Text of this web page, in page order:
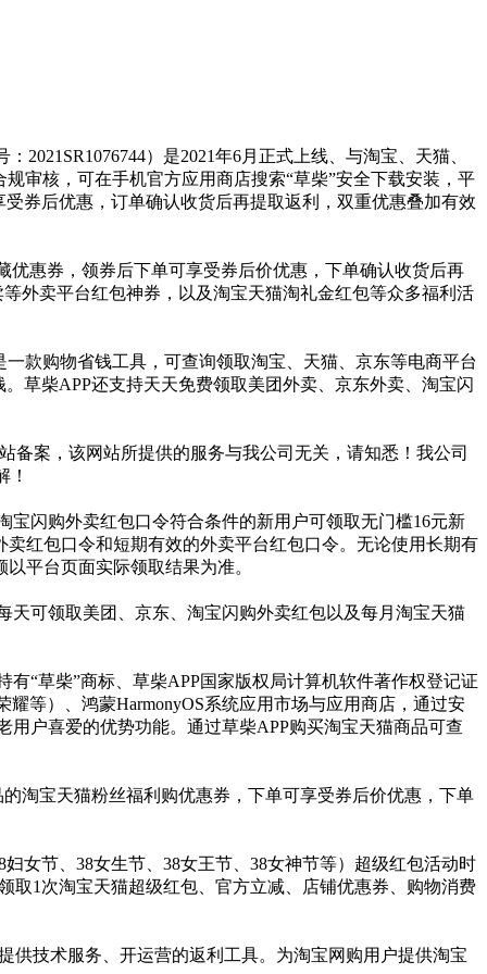
）是2021年6月正式上线、与淘宝、天猫、
审核，可在手机官方应用商店搜索“草柴”安全下载安装，平
券后优惠，订单确认收货后再提取返利，双重优惠叠加有效
优惠券，领券后下单可享受券后价优惠，下单确认收货后再
外卖平台红包神券，以及淘宝天猫淘礼金红包等众多福利活
款购物省钱工具，可查询领取淘宝、天猫、京东等电商平台
草柴APP还支持天天免费领取美团外卖、京东外卖、淘宝闪
备案，该网站所提供的服务与我公司无关，请知悉！我公司
！
闪购外卖红包口令符合条件的新用户可领取无门槛16元新
红包口令和短期有效的外卖平台红包口令。无论使用长期有
平台页面实际领取结果为准。
天可领取美团、京东、淘宝闪购外卖红包以及每月淘宝天猫
“草柴”商标、草柴APP国家版权局计算机软件著作权登记证
等）、鸿蒙HarmonyOS系统应用市场与应用商店，通过安
户喜爱的优势功能。通过草柴APP购买淘宝天猫商品可查
淘宝天猫粉丝福利购优惠券，下单可享受券后价优惠，下单
女节、38女生节、38女王节、38女神节等）超级红包活动时
取1次淘宝天猫超级红包、官方立减、店铺优惠券、购物消费
供技术服务、开运营的返利工具。为淘宝网购用户提供淘宝